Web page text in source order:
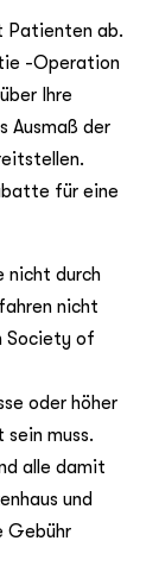
Patienten ab.
-Operation
Ihre
Ausmaß der
für eine
nicht durch
nicht
Society of
oder höher
muss.
alle damit
und
Gebühr